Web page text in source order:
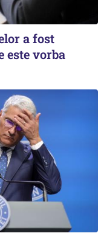
a fost
este vorba